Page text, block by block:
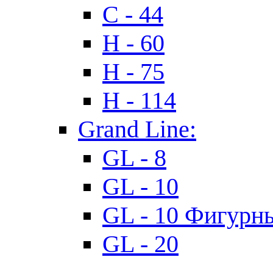
C - 44
H - 60
H - 75
H - 114
Grand Line:
GL - 8
GL - 10
GL - 10
GL - 20